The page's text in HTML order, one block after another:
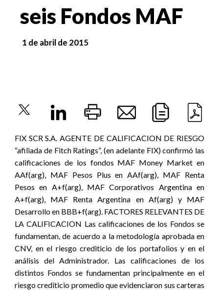
seis Fondos MAF
1 de abril de 2015
FIX SCR S.A. AGENTE DE CALIFICACION DE RIESGO
“afiliada de Fitch Ratings”, (en adelante FIX) confirmó las
calificaciones de los fondos MAF Money Market en
AAf(arg), MAF Pesos Plus en AAf(arg), MAF Renta
Pesos en A+f(arg), MAF Corporativos Argentina en
A+f(arg), MAF Renta Argentina en Af(arg) y MAF
Desarrollo en BBB+f(arg). FACTORES RELEVANTES DE
LA CALIFICACION Las calificaciones de los Fondos se
fundamentan, de acuerdo a la metodología aprobada en
CNV, en el riesgo crediticio de los portafolios y en el
análisis del Administrador. Las calificaciones de los
distintos Fondos se fundamentan principalmente en el
riesgo crediticio promedio que evidenciaron sus carteras